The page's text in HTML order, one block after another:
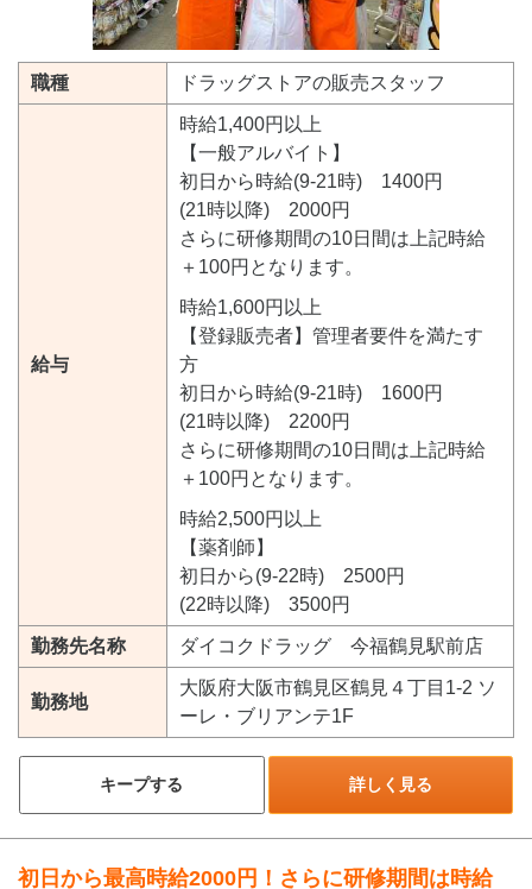
職種 ドラッグストアの販売スタッフ
給与
時給1,400円以上
【一般アルバイト】
初日から時給(9-21時) 1400円
(21時以降) 2000円
さらに研修期間の10日間は上記時給
＋100円となります。
時給1,600円以上
【登録販売者】管理者要件を満たす
方
初日から時給(9-21時) 1600円
(21時以降) 2200円
さらに研修期間の10日間は上記時給
＋100円となります。
時給2,500円以上
【薬剤師】
初日から(9-22時) 2500円
(22時以降) 3500円
勤務先名称 ダイコクドラッグ 今福鶴見駅前店
勤務地
大阪府大阪市鶴見区鶴見４丁目1-2 ソ
ーレ・ブリアンテ1F
キープする 詳しく見る
初日から最高時給2000円！さらに研修期間は時給